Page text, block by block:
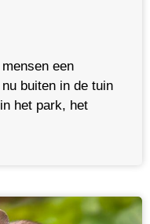
een
buiten in de tuin
het park, het